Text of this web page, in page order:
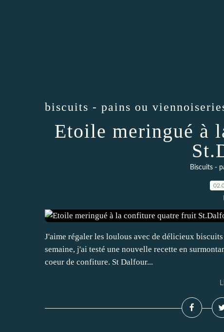
biscuits - pains ou
Etoile meringué à
Biscuits -
J'aime régaler les loulous avec de délicieux
semaine, j'ai testé une nouvelle recette en
coeur de confiture. St Dalfour...